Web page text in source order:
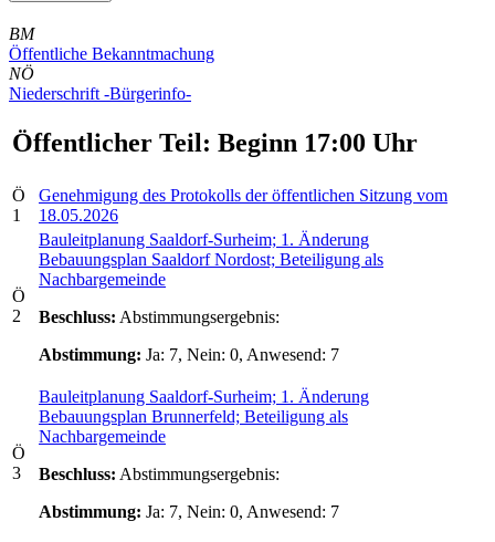
BM
Öffentliche Bekanntmachung
NÖ
Niederschrift -Bürgerinfo-
Öffentlicher Teil: Beginn 17:00 Uhr
Ö
1
Genehmigung des Protokolls der öffentlichen Sitzung vom
18.05.2026
Ö
2
Bauleitplanung Saaldorf-Surheim; 1. Änderung
Bebauungsplan Saaldorf Nordost; Beteiligung als
Nachbargemeinde
Beschluss: Abstimmungsergebnis:
Abstimmung: Ja: 7, Nein: 0, Anwesend: 7
Ö
3
Bauleitplanung Saaldorf-Surheim; 1. Änderung
Bebauungsplan Brunnerfeld; Beteiligung als
Nachbargemeinde
Beschluss: Abstimmungsergebnis:
Abstimmung: Ja: 7, Nein: 0, Anwesend: 7